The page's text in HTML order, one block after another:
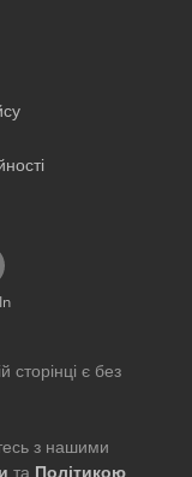
сторінці є без
з нашими
та Політикою